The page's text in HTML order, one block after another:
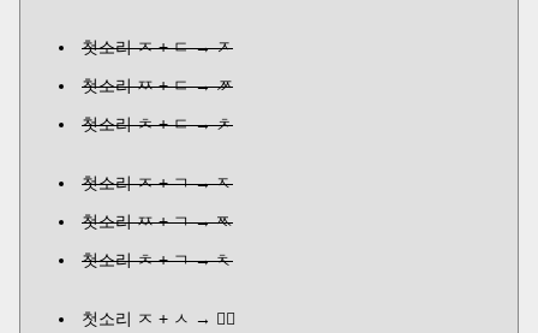
첫소리 ㅈ + ㄷ → ᅎ
첫소리 ㅉ + ㄷ → ᅏ
첫소리 ㅊ + ㄷ → ᅔ
첫소리 ㅈ + ㄱ → ᅐ
첫소리 ㅉ + ㄱ → ᅑ
첫소리 ㅊ + ㄱ → ᅕ
첫소리 ㅈ + ㅅ → ᄼᅠ